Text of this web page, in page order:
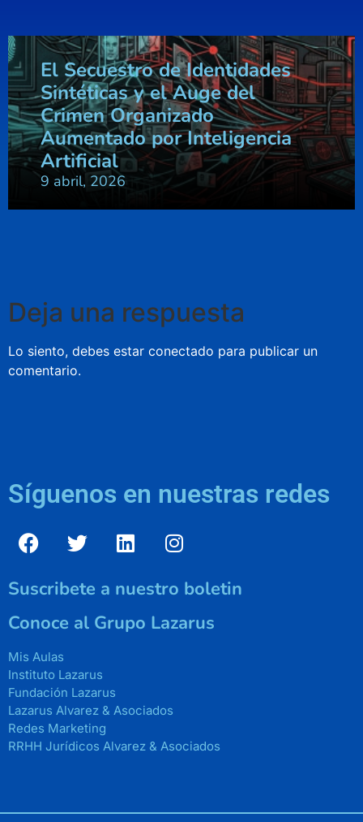
El Secuestro de Identidades
Sintéticas y el Auge del
Crimen Organizado
Aumentado por Inteligencia
Artificial
9 abril, 2026
Deja una respuesta
Lo siento, debes estar conectado para publicar un
comentario.
Síguenos en nuestras redes
Suscribete a nuestro boletin
Conoce al Grupo Lazarus
Mis Aulas
Instituto Lazarus
Fundación Lazarus
Lazarus Alvarez & Asociados
Redes Marketing
RRHH Jurídicos Alvarez & Asociados